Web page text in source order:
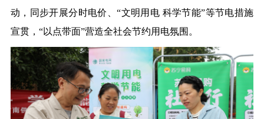
动，同步开展分时电价、“文明用电 科学节能”等节电措施
宣贯，“以点带面”营造全社会节约用电氛围。